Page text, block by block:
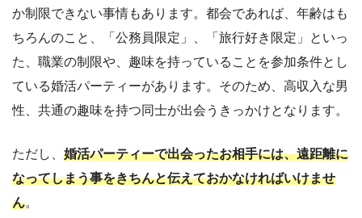
か制限できない事情もあります。都会であれば、年齢はも
ちろんのこと、「公務員限定」、「旅行好き限定」といっ
た、職業の制限や、趣味を持っていることを参加条件とし
ている婚活パーティーがあります。そのため、高収入な男
性、共通の趣味を持つ同士が出会うきっかけとなります。
ただし、 婚活パーティーで出会ったお相手には、遠距離に
なってしまう事をきちんと伝えておかなければいけませ
ん。